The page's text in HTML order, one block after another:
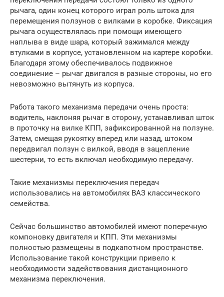
рычага, один конец которого играл роль штока для
перемещения ползунов с вилками в коробке. Фиксация
рычага осуществлялась при помощи имеющего
наплыва в виде шара, который зажимался между
втулками в корпусе, установленном на картере коробки.
Благодаря этому обеспечивалось подвижное
соединение – рычаг двигался в разные стороны, но его
невозможно вытянуть из корпуса.
Работа такого механизма передачи очень проста:
водитель, наклоняя рычаг в сторону, устанавливал шток
в проточку на вилке КПП, зафиксированной на ползуне.
Затем, смещая рукоятку вперед или назад, штоком
передвигал ползун с вилкой, вводя в зацепление
шестерни, то есть включал необходимую передачу.
Такие механизмы переключения передач
использовались на автомобилях ВАЗ классического
семейства.
Сейчас большинство автомобилей имеют поперечную
компоновку двигателя и КПП. Эти механизмы
полностью размещены в подкапотном пространстве.
Использование такой конструкции привело к
необходимости задействования дистанционного
механизма переключения.